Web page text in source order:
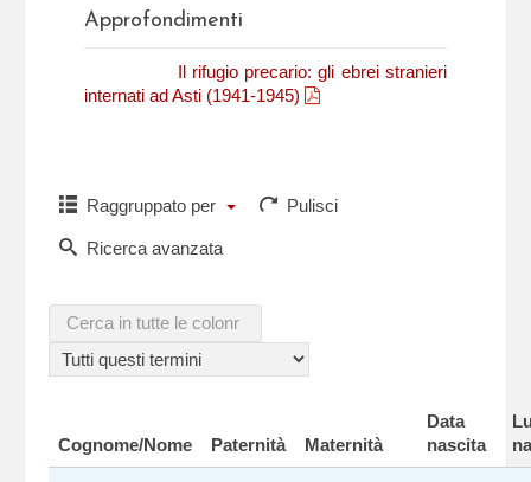
Approfondimenti
Il rifugio precario: gli ebrei stranieri
internati ad Asti (1941-1945)
Raggruppato per Pulisci
Ricerca avanzata
Cognome/Nome Paternità Maternità
Data
nascita